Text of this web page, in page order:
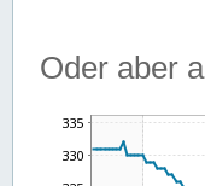
Oder aber